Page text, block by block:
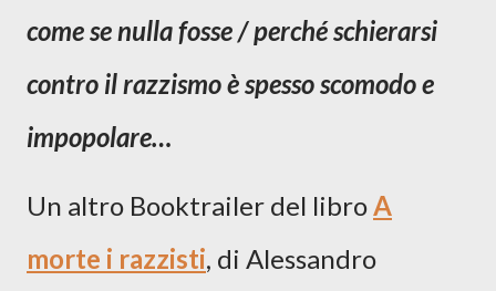
come se nulla fosse / perché schierarsi
contro il razzismo è spesso scomodo e
impopolare…
Un altro Booktrailer del libroA
morte i razzisti, di Alessandro